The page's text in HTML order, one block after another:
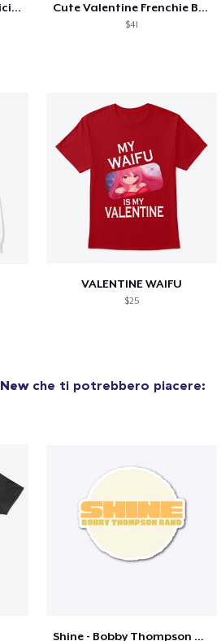
Valentine's Day with delicious food Cute Valentine Frenchie Bulldog
$41
VALENTINE WAIFU
$25
Newche ti potrebbero piacere:
Shine - Bobby Thompson Band Merch